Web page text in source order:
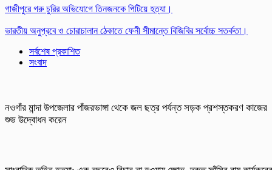
গাজীপুরে গরু চুরির অভিযোগে তিনজনকে পিটিয়ে হত্যা।
ভারতীয় অনুপ্রবে ও চোরাচালান ঠেকাতে ফেনী সীমান্তে বিজিবির সর্বোচ্চ সতর্কতা।
সর্বশেষ প্রকাশিত
সংবাদ
নওগাঁর মান্দা উপজেলার পাঁজরভাঙ্গা থেকে জল ছত্র পর্যন্ত সড়ক প্রশস্তকরণ কাজের
শুভ উদ্বোধন করেন